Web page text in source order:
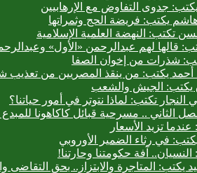
يكتب: جدوى التفاوض مع الإرهابيين
يكتب: فريضة الحج وثمراتها
تكتب: النهضة العلمية الإسلامية
قالها لهم عبدالرحمن «الأول»
شذرات من إخوان الصفا
أحمد يكتب: من ينقذ المصريين من تعذيب
يكتب: الجيش والشعب
النجار تكتب: لماذا نتوتر في أمور حياتنا؟
الثاني .. مسرحية قبائل كاكاهونا
تزيد الأسعار
في رثاء الضمير الأوروبي
آفة حكومتنا وحارتنا!
يكتب: المتاجرة والابتزاز.. بحق التقاضى